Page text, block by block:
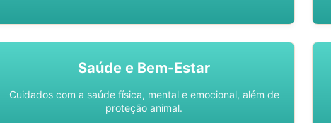
Saúde e Bem-Estar
Cuidados com a saúde física, mental e emocional, além de
proteção animal.